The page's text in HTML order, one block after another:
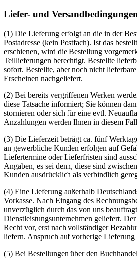
Liefer- und
(1) Die Lieferung erfolgt an die in der
Postadresse (kein Postfach). Ist das
erschienen, wird die Bestellung
Teillieferungen berechtigt. Bestellte
sofort. Bestellte, aber noch nicht
Erscheinen nachgeliefert.
(2) Bei bereits vergriffenen Werken
diese Tatsache informiert; Sie können
stornieren oder sich für eine evtl.
Anzahlungen werden Ihnen in diesem
(3) Die Lieferzeit beträgt ca. fünf
an gewerbliche Kunden erfolgen auf
Liefertermine oder Lieferfristen sind
Angaben, es sei denn, diese sind
Kunden ausdrücklich als verbindlich
(4) Eine Lieferung außerhalb
Vorkasse. Nach Eingang des
unverzüglich durch das von uns
Dienstleistungsunternehmen geliefert.
Recht vor, erst nach vollständiger
liefern. Anspruch auf vorherige Lieferung
(5) Bei Bestellungen über den